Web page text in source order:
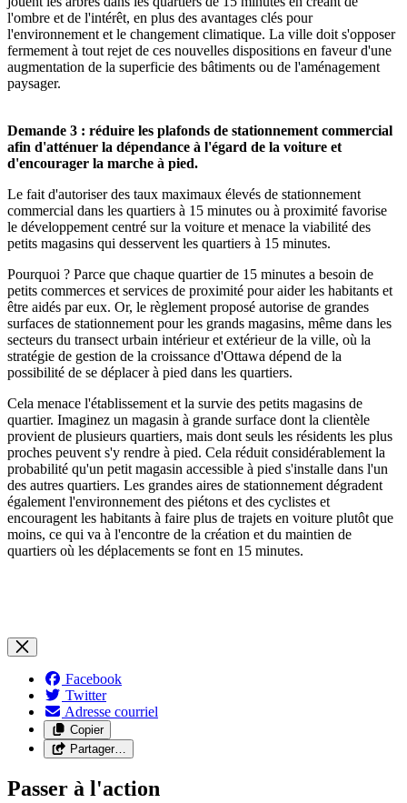
l'ombre et de l'intérêt, en plus des avantages clés pour
l'environnement et le changement climatique. La ville doit s'opposer
fermement à tout rejet de ces nouvelles dispositions en faveur d'une
augmentation de la superficie des bâtiments ou de l'aménagement
paysager.
Demande 3 : réduire les plafonds de stationnement commercial
afin d'atténuer la dépendance à l'égard de la voiture et
d'encourager la marche à pied.
Le fait d'autoriser des taux maximaux élevés de stationnement
commercial dans les quartiers à 15 minutes ou à proximité favorise
le développement centré sur la voiture et menace la viabilité des
petits magasins qui desservent les quartiers à 15 minutes.
Pourquoi ? Parce que chaque quartier de 15 minutes a besoin de
petits commerces et services de proximité pour aider les habitants et
être aidés par eux. Or, le règlement proposé autorise de grandes
surfaces de stationnement pour les grands magasins, même dans les
secteurs du transect urbain intérieur et extérieur de la ville, où la
stratégie de gestion de la croissance d'Ottawa dépend de la
possibilité de se déplacer à pied dans les quartiers.
Cela menace l'établissement et la survie des petits magasins de
quartier. Imaginez un magasin à grande surface dont la clientèle
provient de plusieurs quartiers, mais dont seuls les résidents les plus
proches peuvent s'y rendre à pied. Cela réduit considérablement la
probabilité qu'un petit magasin accessible à pied s'installe dans l'un
des autres quartiers. Les grandes aires de stationnement dégradent
également l'environnement des piétons et des cyclistes et
encouragent les habitants à faire plus de trajets en voiture plutôt que
moins, ce qui va à l'encontre de la création et du maintien de
quartiers où les déplacements se font en 15 minutes.
Facebook
Twitter
Adresse courriel
Copier
Partager…
Passer à l'action